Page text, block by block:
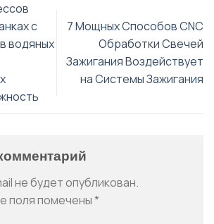
с
водяных
7 Мощных Способов CNC
Обработки Свечей
Зажигания Воздействует
на Системы Зажигания
не будет опубликован.
поля помечены*